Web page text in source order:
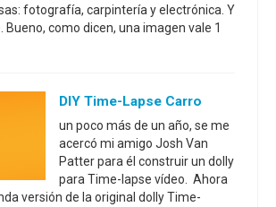
fotografía, carpintería y electrónica. Y
Bueno, como dicen, una imagen vale 1
DIY Time-Lapse Carro
un poco más de un año, se me
acercó mi amigo Josh Van
Patter para él construir un dolly
para Time-lapse vídeo. Ahora
versión de la original dolly Time-